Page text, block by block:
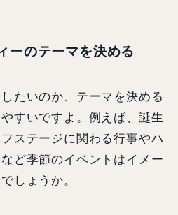
ーのテーマを決める
たいのか、テーマを決める
すいですよ。例えば、誕生
ステージに関わる行事やハ
ど季節のイベントはイメー
しょうか。